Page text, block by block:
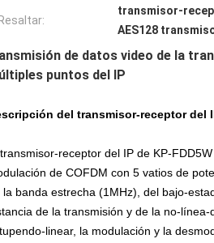
Resaltar:
transmisor-
AES128
de datos video de la
puntos del IP
del transmisor-receptor del
receptor del IP de KP-
de COFDM con 5 vatios de
la banda estrecha (1MHz), del bajo-
de la transmisión y de la no-
linear, la modulación y la